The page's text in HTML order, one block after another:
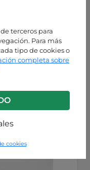
terceros para
Para más
tipo de cookies o
completa sobre
cookies